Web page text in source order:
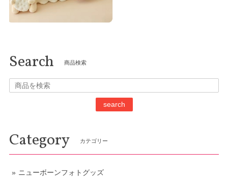
Search 商品検索
search
Category カテゴリー
ニューボーンフォトグッズ